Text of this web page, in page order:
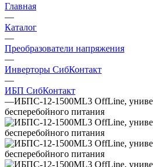
Главная
—
Каталог
—
Преобразователи напряжения
—
Инверторы СибКонтакт
—
ИБП СибКонтакт
—ИБПС-12-1500ML3 OffLine,
бесперебойного питания